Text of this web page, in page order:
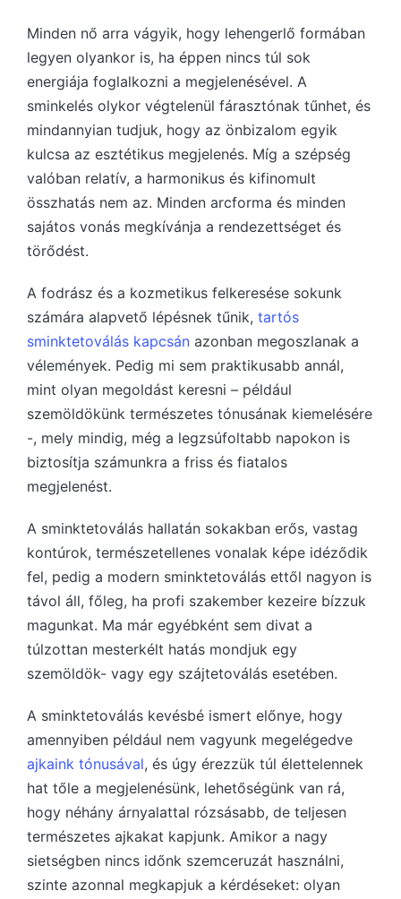
Minden nő arra vágyik, hogy lehengerlő formában
legyen olyankor is, ha éppen nincs túl sok
energiája foglalkozni a megjelenésével. A
sminkelés olykor végtelenül fárasztónak tűnhet, és
mindannyian tudjuk, hogy az önbizalom egyik
kulcsa az esztétikus megjelenés. Míg a szépség
valóban relatív, a harmonikus és kifinomult
összhatás nem az. Minden arcforma és minden
sajátos vonás megkívánja a rendezettséget és
törődést.
A fodrász és a kozmetikus felkeresése sokunk
számára alapvető lépésnek tűnik, tartós
sminktetoválás kapcsán azonban megoszlanak a
vélemények. Pedig mi sem praktikusabb annál,
mint olyan megoldást keresni – például
szemöldökünk természetes tónusának kiemelésére
-, mely mindig, még a legzsúfoltabb napokon is
biztosítja számunkra a friss és fiatalos
megjelenést.
A sminktetoválás hallatán sokakban erős, vastag
kontúrok, természetellenes vonalak képe idéződik
fel, pedig a modern sminktetoválás ettől nagyon is
távol áll, főleg, ha profi szakember kezeire bízzuk
magunkat. Ma már egyébként sem divat a
túlzottan mesterkélt hatás mondjuk egy
szemöldök- vagy egy szájtetoválás esetében.
A sminktetoválás kevésbé ismert előnye, hogy
amennyiben például nem vagyunk megelégedve
ajkaink tónusával, és úgy érezzük túl élettelennek
hat tőle a megjelenésünk, lehetőségünk van rá,
hogy néhány árnyalattal rózsásabb, de teljesen
természetes ajkakat kapjunk. Amikor a nagy
sietségben nincs időnk szemceruzát használni,
szinte azonnal megkapjuk a kérdéseket: olyan